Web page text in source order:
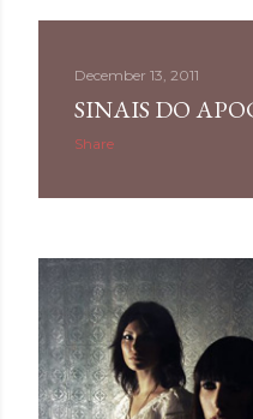
December 13, 2011
SINAIS DO
Share